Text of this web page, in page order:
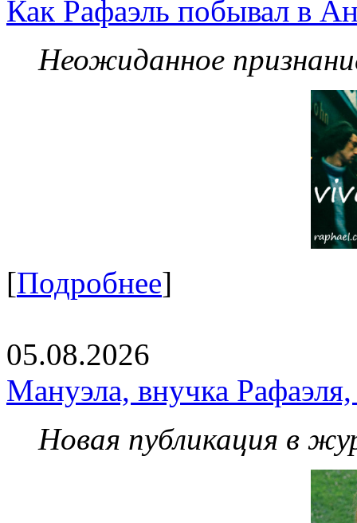
Как Рафаэль побывал в
Неожиданное
[Подробнее]
05.08.2026
Мануэла, внучка
Новая публикация в